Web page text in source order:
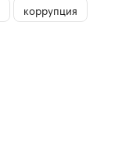
коррупция